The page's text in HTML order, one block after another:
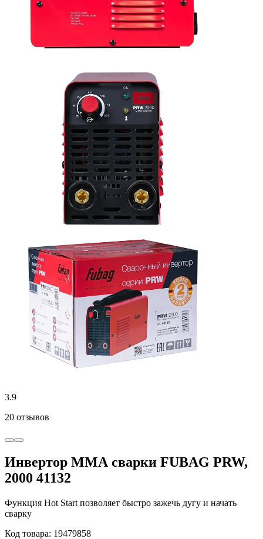
3.9
20 отзывов
Инвертор ММА сварки FUBAG PRW,
2000 41132
Функция Hot Start позволяет быстро зажечь дугу и начать
сварку
Код товара: 19479858